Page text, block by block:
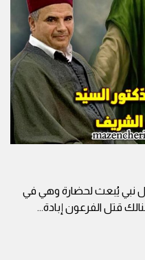
كل نبي يُبعث لحضارة وهي في
قتل الفرعون إبادة...